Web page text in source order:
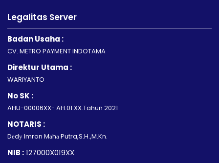
Legalitas Server
Badan Usaha :
CV. METRO PAYMENT INDOTAMA
Direktur Utama :
WARIYANTO
No SK :
AHU-00006XX- AH.01.XX.Tahun 2021
NOTARIS :
Dеdу Imron Mаhа Putra,S.H.,M.Kn.
NIB :127000X019XX